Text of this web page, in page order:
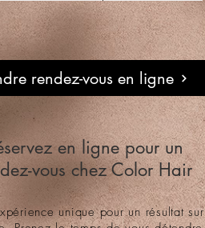
rendez-vous en ligne
en ligne pour un
vous chez Color Hair
unique pour un résultat sur